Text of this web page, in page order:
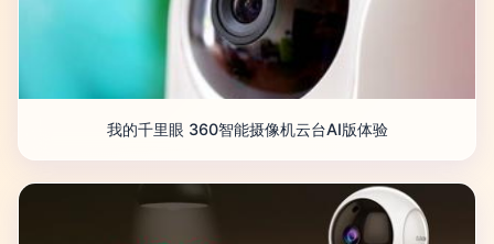
我的千里眼 360智能摄像机云台AI版体验